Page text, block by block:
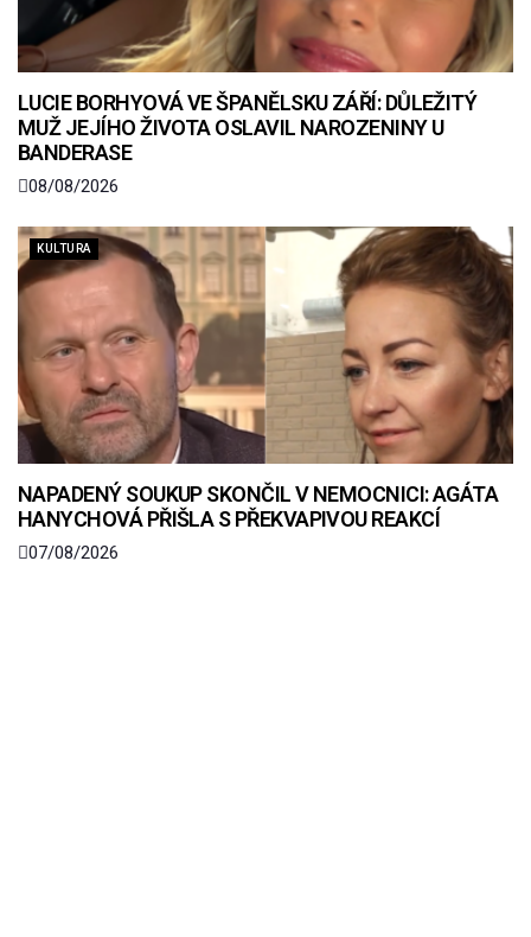
LUCIE BORHYOVÁ VE ŠPANĚLSKU ZÁŘÍ: DŮLEŽITÝ
MUŽ JEJÍHO ŽIVOTA OSLAVIL NAROZENINY U
BANDERASE
08/08/2026
KULTURA
NAPADENÝ SOUKUP SKONČIL V NEMOCNICI: AGÁTA
HANYCHOVÁ PŘIŠLA S PŘEKVAPIVOU REAKCÍ
07/08/2026